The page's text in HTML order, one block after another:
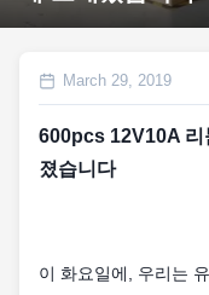
March 29, 2019
600pcs 12V10A 리
졌습니다
이 화요일에, 우리는